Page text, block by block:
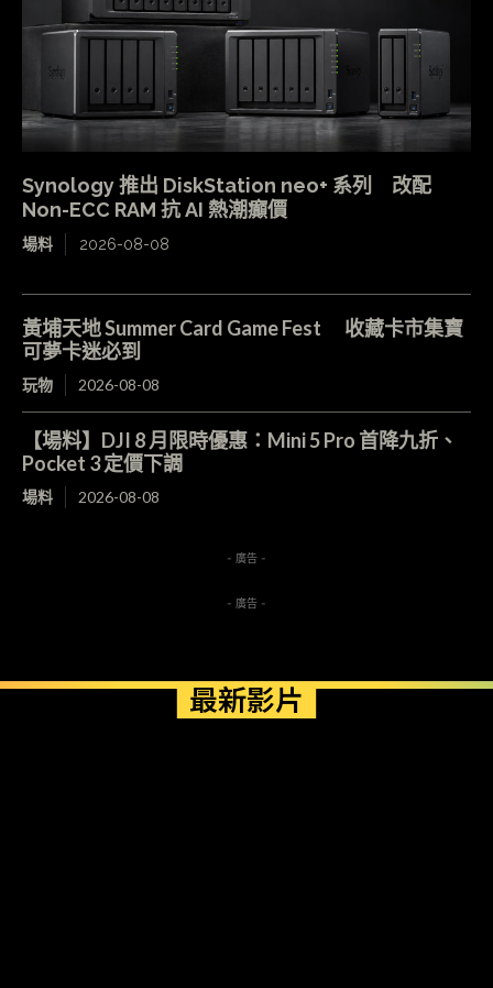
Synology 推出 DiskStation neo+ 系列 改配
Non-ECC RAM 抗 AI 熱潮癲價
場料 2026-08-08
黃埔天地 Summer Card Game Fest 收藏卡市集寶
可夢卡迷必到
玩物 2026-08-08
【場料】DJI 8 月限時優惠：Mini 5 Pro 首降九折、
Pocket 3 定價下調
場料 2026-08-08
- 廣告 -
- 廣告 -
最新影片